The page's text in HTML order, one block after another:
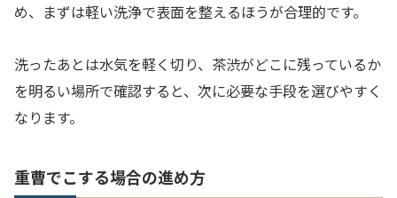
め、まずは軽い洗浄で表面を整えるほうが合理的です。
洗ったあとは水気を軽く切り、茶渋がどこに残っているか
を明るい場所で確認すると、次に必要な手段を選びやすく
なります。
重曹でこする場合の進め方